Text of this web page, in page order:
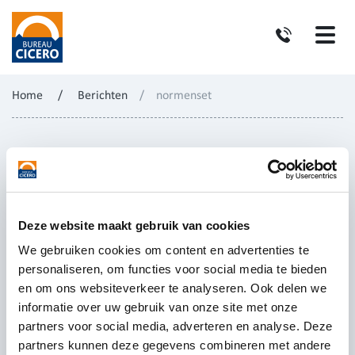
Deze website maakt gebruik van cookies
We gebruiken cookies om content en advertenties te
personaliseren, om functies voor social media te bieden
en om ons websiteverkeer te analyseren. Ook delen we
informatie over uw gebruik van onze site met onze
partners voor social media, adverteren en analyse. Deze
partners kunnen deze gegevens combineren met andere
Home / Berichten / normenset